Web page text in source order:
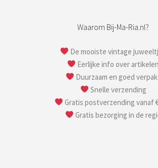
Waarom Bij-Ma-Ria.nl?
De mooiste vintage
Eerlijke info over artikelen
Duurzaam en goed
Snelle verzending
Gratis postverzending vanaf
Gratis bezorging in de